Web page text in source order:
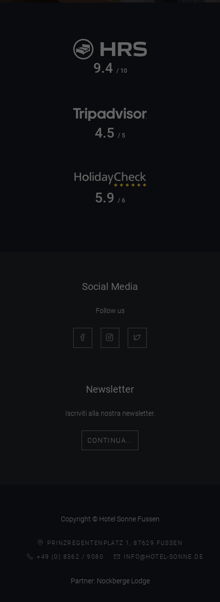
9.4 / 10
4.5 / 5
5.9 / 6
Social Media
Follow us
Newsletter
Iscriviti alla nostra newsletter.
CONTINUA...
Copyright © Hotel Sonne Fussen
PRINZREGENTENPLATZ 1, 87629 FUSSEN
+49 (0) 8362 / 9080
INFO@HOTEL-SONNE.DE
Partner: Nockberge Lodge